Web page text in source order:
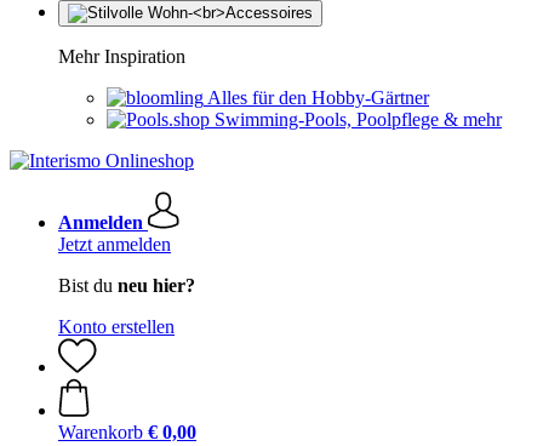
Mehr Inspiration
Alles für den Hobby-Gärtner
Swimming-Pools, Poolpflege & mehr
Anmelden
Jetzt anmelden
Bist du neu hier?
Konto erstellen
Warenkorb € 0,00